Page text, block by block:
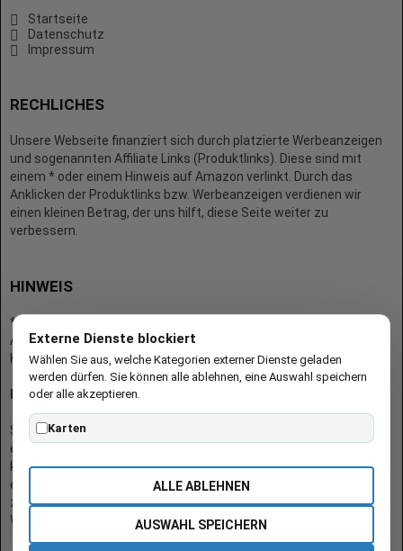
Startseite
Datenschutz
Impressum
RECHLICHES
Unsere Webseite finanziert sich durch platzierte Werbeanzeigen
und sogenannten Affiliate Links (Produktlinks). Diese sind mit
einem * oder einem Hinweis auf Amazon verlinkt. Durch das
Anklicken der Produktlinks bzw. Werbeanzeigen verdienen wir
einen kleinen Betrag, der uns hilft, diese Seite weiter zu
verbessern.
HINWEIS
* = Afilliate-Link (=Werbung)
Als Amazon-Partner verdient der Seitenbetreiber an qualifizierten
Käufen.
Hinweis zu Preisen und Verfügbarkeiten
Sofern Produktpreise und Verfügbarkeiten angezeigt werden,
entsprechen diese dem angegebenen Stand (Datum/Uhrzeit) und
können sich auf der verlinkten Seite jederzeit ändern. Für den Kauf
eines Produkts gelten die Angaben zu Preis und Verfügbarkeit, die
zum Kaufzeitpunkt [auf der/den maßgeblichen Amazon-
Website(s)] angezeigt werden.
Externe Dienste blockiert
Wählen Sie aus, welche Kategorien externer Dienste geladen
werden dürfen. Sie können alle ablehnen, eine Auswahl speichern
oder alle akzeptieren.
Karten
ALLE ABLEHNEN
AUSWAHL SPEICHERN